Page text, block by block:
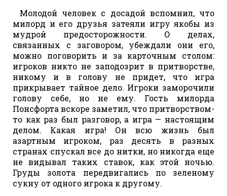
Молодой человек с досадой вспомнил, что
милорд и его друзья затеяли игру якобы из
мудрой предосторожности. О делах,
связанных с заговором, убеждали они его,
можно поговорить и за карточным столом:
игроков никто не заподозрит в притворстве,
никому и в голову не придет, что игра
прикрывает тайное дело. Игроки заморочили
голову себе, но не ему. Гость милорда
Понсфорта вскоре заметил, что притворством-
то как раз был разговор, а игра — настоящим
делом. Какая игра! Он всю жизнь был
азартным игроком, раз десять в разных
странах спускал все до нитки, но никогда еще
не видывал таких ставок, как этой ночью.
Груды золота передвигались по зеленому
сукну от одного игрока к другому.